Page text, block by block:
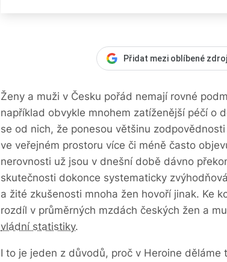
Přidat mezi oblíbené
Ženy a muži v Česku pořád nemají rovné
například obvykle mnohem zatíženější péčí o
se od nich, že ponesou většinu
ve veřejném prostoru více či méně často
nerovnosti už jsou v dnešní době dávno
skutečnosti dokonce systematicky
a žité zkušenosti mnoha žen hovoří jinak. Ke
rozdíl v průměrných mzdách českých žen a
vládní statistiky.
I to je jeden z důvodů, proč v Heroine děláme